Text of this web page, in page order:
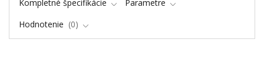
Kompletné špecifikácie
Parametre
Hodnotenie
0